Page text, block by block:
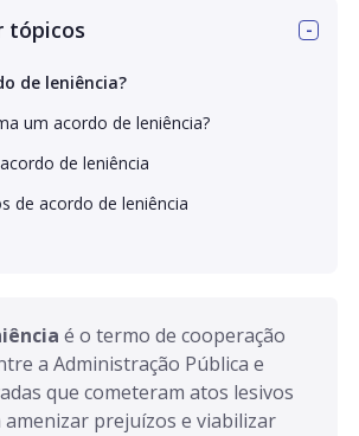
tópicos
de leniência?
um acordo de leniência?
de leniência
de acordo de leniência
é o termo de cooperação
a Administração Pública e
que cometeram atos lesivos
prejuízos e viabilizar